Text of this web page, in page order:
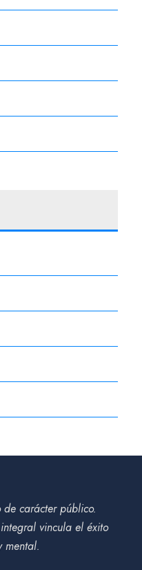
de carácter público.
vincula el éxito
mental.